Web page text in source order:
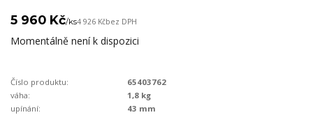
5 960 Kč/ks4 926 Kčbez DPH
Momentálně není k dispozici
Číslo produktu:
65403762
váha:
1,8 kg
upínání:
43 mm